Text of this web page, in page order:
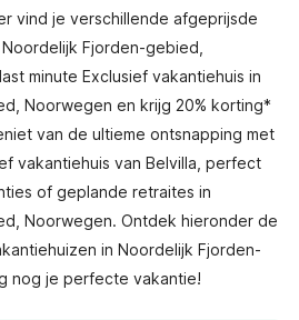
vind je verschillende afgeprijsde
Fjorden-gebied,
minute Exclusief vakantiehuis in
Noorwegen en krijg 20% korting*
van de ultieme ontsnapping met
vakantiehuis van Belvilla, perfect
of geplande retraites in
Noorwegen. Ontdek hieronder de
in Noordelijk Fjorden-
nog je perfecte vakantie!